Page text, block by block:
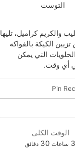
والكريم كراميل، تليها
الكيكة بالفواكه
التي يمكن
أي وقت.
الوقت الكلي
3
ساعات
ساعات 30
دقائق
دقائق